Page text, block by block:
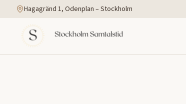
Hagagränd 1, Odenplan – Stockholm